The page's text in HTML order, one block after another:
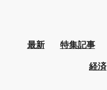
最新 特集記事
経済